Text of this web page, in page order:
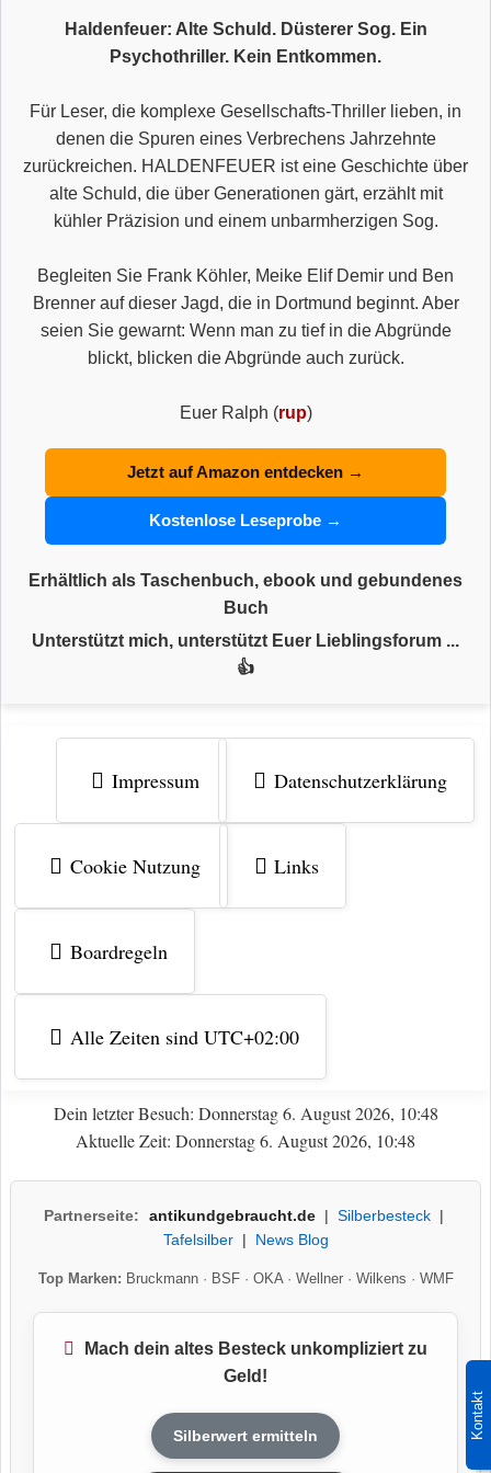
Kontakt
Haldenfeuer: Alte Schuld. Düsterer Sog. Ein
Psychothriller. Kein Entkommen.
Für Leser, die komplexe Gesellschafts-Thriller lieben, in
denen die Spuren eines Verbrechens Jahrzehnte
zurückreichen. HALDENFEUER ist eine Geschichte über
alte Schuld, die über Generationen gärt, erzählt mit
kühler Präzision und einem unbarmherzigen Sog.
Begleiten Sie Frank Köhler, Meike Elif Demir und Ben
Brenner auf dieser Jagd, die in Dortmund beginnt. Aber
seien Sie gewarnt: Wenn man zu tief in die Abgründe
blickt, blicken die Abgründe auch zurück.
Euer Ralph (rup)
Jetzt auf Amazon entdecken →
Kostenlose Leseprobe →
Erhältlich als Taschenbuch, ebook und gebundenes
Buch
Unterstützt mich, unterstützt Euer Lieblingsforum ...
👍
Impressum Datenschutzerklärung
Cookie Nutzung Links
Boardregeln
Alle Zeiten sind UTC+02:00
Dein letzter Besuch: Donnerstag 6. August 2026, 10:48
Aktuelle Zeit: Donnerstag 6. August 2026, 10:48
Partnerseite: antikundgebraucht.de| Silberbesteck|
Tafelsilber| News Blog
Top Marken: Bruckmann· BSF· OKA· Wellner· Wilkens · WMF
Mach dein altes Besteck unkompliziert zu
Geld!
Silberwert ermitteln